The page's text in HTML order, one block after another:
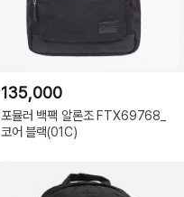
135,000
포뮬러 백팩 알론조 FTX69768_
코어 블랙(01C)